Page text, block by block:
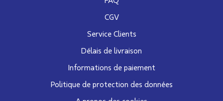
CGV
Service Clients
Délais de livraison
Informations de paiement
Politique de protection des données